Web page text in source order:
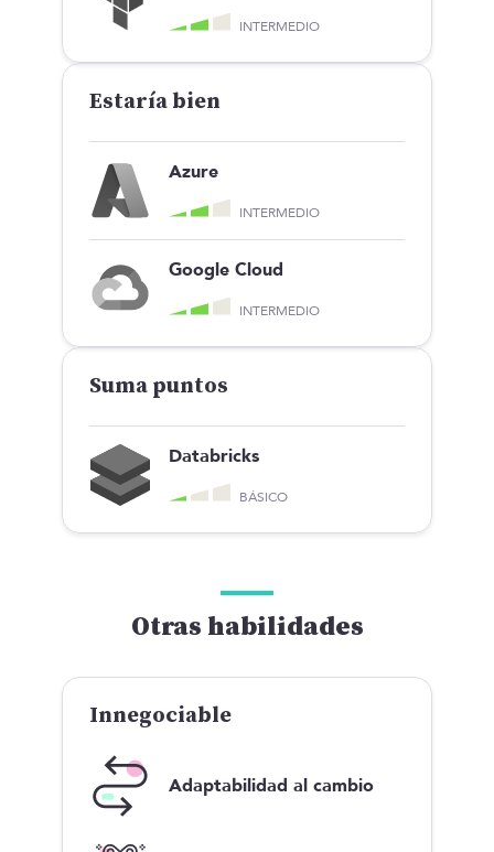
INTERMEDIO
Estaría bien
Azure
INTERMEDIO
Google Cloud
INTERMEDIO
Suma puntos
Databricks
BÁSICO
Otras habilidades
Innegociable
Adaptabilidad al cambio